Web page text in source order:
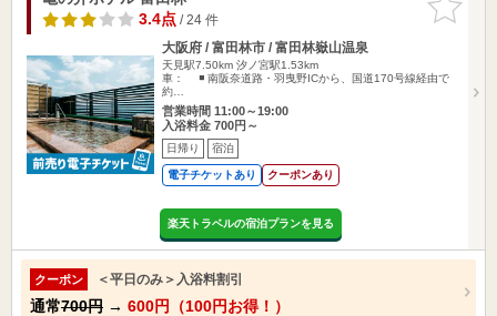
りに追加
3.4点/ 24 件
大阪府 / 富田林市 / 富田林嶽山温泉
天見駅7.50km 汐ノ宮駅1.53km
車： ◾️ 南阪奈道路・羽曳野ICから、国道170号線経由で
約…
営業時間 11:00～19:00
入浴料金 700円～
日帰り 宿泊
電子チケットあり クーポンあり
楽天トラベルの宿泊プランを見る
クーポン ＜平日のみ＞入浴料割引
通常700円 → 600円（100円お得！）